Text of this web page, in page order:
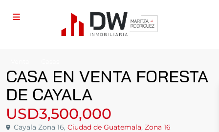
CASA EN VENTA FORESTA
DE CAYALA
USD3,500,000
Cayala Zona 16, Ciudad de Guatemala, Zona 16